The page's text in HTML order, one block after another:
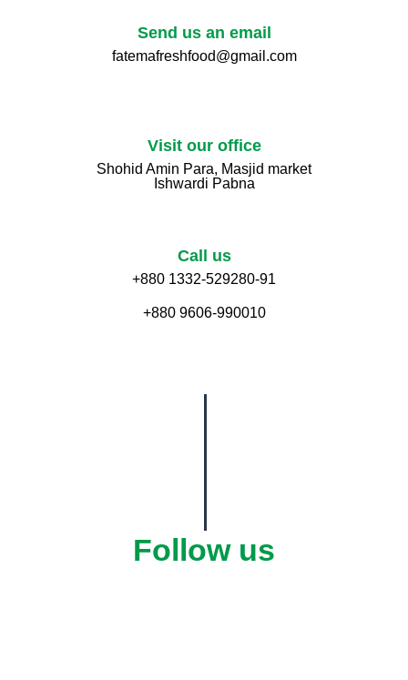
Send us an email
fatemafreshfood@gmail.com
Visit our office
Shohid Amin Para, Masjid market
Ishwardi Pabna
Call us
+880 1332-529280-91
+880 9606-990010
Follow us